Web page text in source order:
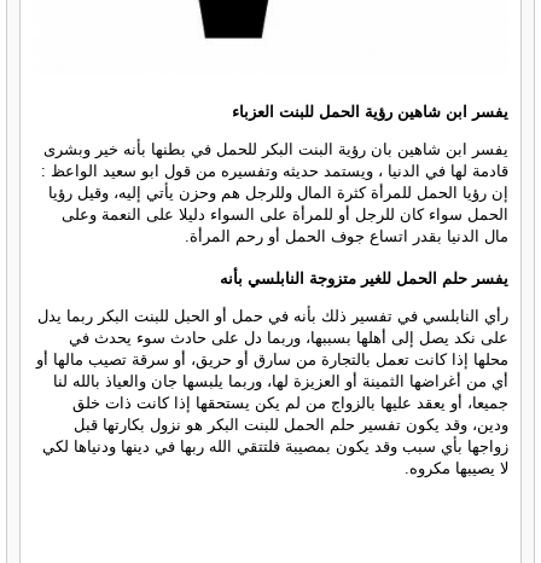
يفسر ابن شاهين رؤية الحمل للبنت العزباء
يفسر ابن شاهين بان رؤية البنت البكر للحمل في بطنها بأنه خير وبشرى
قادمة لها في الدنيا ، ويستمد حديثه وتفسيره من قول ابو سعيد الواعظ :
إن رؤيا الحمل للمرأة كثرة المال وللرجل هم وحزن يأتي إليه، وقيل رؤيا
الحمل سواء كان للرجل أو للمرأة على السواء دليلا على النعمة وعلى
مال الدنيا بقدر اتساع جوف الحمل أو رحم المرأة.
يفسر حلم الحمل للغير متزوجة النابلسي بأنه
رأي النابلسي في تفسير ذلك بأنه في حمل أو الحبل للبنت البكر ربما يدل
على نكد يصل إلى أهلها بسببها، وربما دل على حادث سوء يحدث في
محلها إذا كانت تعمل بالتجارة من سارق أو حريق، أو سرقة تصيب مالها أو
أي من أغراضها الثمينة أو العزيزة لها، وربما يلبسها جان والعياذ بالله لنا
جميعا، أو يعقد عليها بالزواج من لم يكن يستحقها إذا كانت ذات خلق
ودين، وقد يكون تفسير حلم الحمل للبنت البكر هو نزول بكارتها قبل
زواجها بأي سبب وقد يكون بمصيبة فلتتقي الله ربها في دينها ودنياها لكي
لا يصيبها مكروه.